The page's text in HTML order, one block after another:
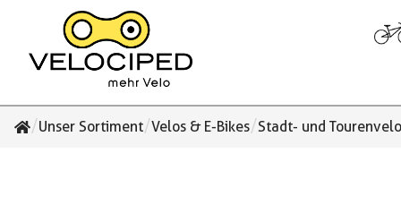
/Unser Sortiment/Velos & E-Bikes/Stadt- und